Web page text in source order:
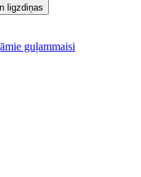
ligzdiņas
guļammaisi